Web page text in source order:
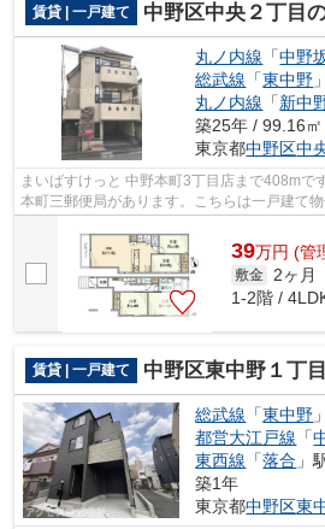
賃貸 | 一戸建て 中野区中央２丁目
丸ノ内線 「中野
総武線 「東中野
丸ノ内線 「新中
築25年 / 99.16㎡
東京都中野区中
まいばすけっと 中野本町3丁目店まで408mで
本町三郵便局があります。こちらは一戸建て
39万円 (管
敷金 2ヶ月
1-2階 /
賃貸 | 一戸建て 中野区東中野１丁
総武線 「東中野
都営大江戸線 「
東西線 「落合 」
築1年
東京都中野区東